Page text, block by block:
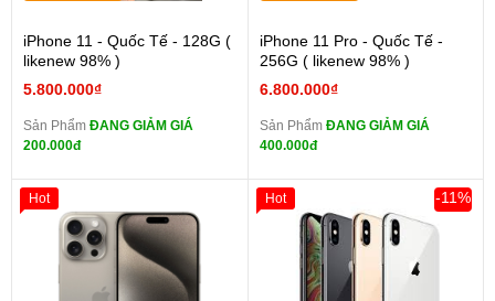
iPhone 11 - Quốc Tế - 128G (
likenew 98% )
5.800.000₫
Sản Phẩm ĐANG GIẢM GIÁ
200.000đ
iPhone 11 Pro - Quốc Tế -
256G ( likenew 98% )
6.800.000₫
Sản Phẩm ĐANG GIẢM GIÁ
400.000đ
Hot -11%
Hot